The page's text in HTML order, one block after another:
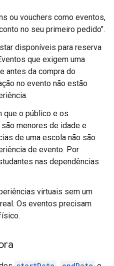
ou vouchers como eventos,
no seu primeiro pedido".
disponíveis para reserva
que exigem uma
antes da compra do
no evento não estão
que o público e os
menores de idade e
de uma escola não são
de evento. Por
nas dependências
virtuais sem um
Os eventos precisam